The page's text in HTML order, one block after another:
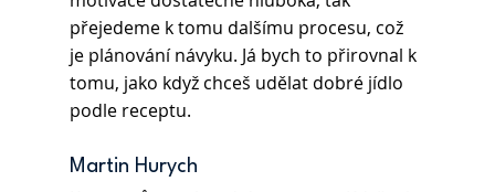
přejedeme k tomu dalšímu procesu, což
je plánování návyku. Já bych to přirovnal k
tomu, jako když chceš udělat dobré jídlo
podle receptu.
Martin Hurych